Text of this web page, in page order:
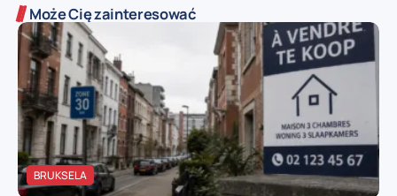
Może Cię zainteresować
BRUKSELA